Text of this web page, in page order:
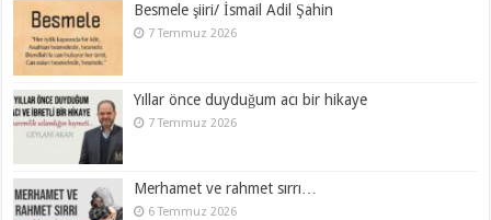
Besmele şiiri/ İsmail Adil Şahin
7 Temmuz 2026
Yıllar önce duyduğum acı bir hikaye
7 Temmuz 2026
Merhamet ve rahmet sırrı…
6 Temmuz 2026